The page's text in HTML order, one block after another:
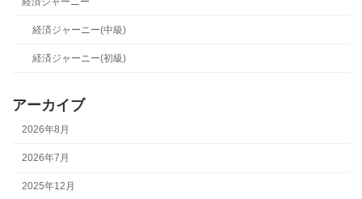
経済ジャーニー(中級)
経済ジャーニー(初級)
アーカイブ
2026年8月
2026年7月
2025年12月